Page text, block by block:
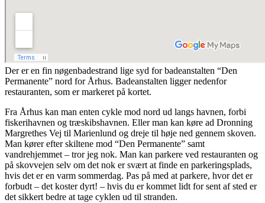
Der er en fin nøgenbadestrand lige syd for badeanstalten “Den
Permanente” nord for Århus. Badeanstalten ligger nedenfor
restauranten, som er markeret på kortet.
Fra Århus kan man enten cykle mod nord ud langs havnen, forbi
fiskerihavnen og træskibshavnen. Eller man kan køre ad Dronning
Margrethes Vej til Marienlund og dreje til høje ned gennem skoven.
Man kører efter skiltene mod “Den Permanente” samt
vandrehjemmet – tror jeg nok. Man kan parkere ved restauranten og
på skovvejen selv om det nok er svært at finde en parkeringsplads,
hvis det er en varm sommerdag. Pas på med at parkere, hvor det er
forbudt – det koster dyrt! – hvis du er kommet lidt for sent af sted er
det sikkert bedre at tage cyklen ud til stranden.